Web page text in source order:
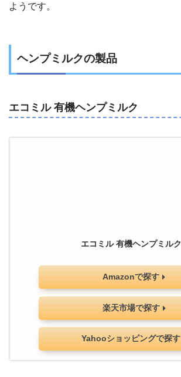
ようです。
ヘンプミルクの製品
エコミル 有機ヘンプミルク
エコミル 有機ヘンプミルク
Amazonで探す
楽天市場で探す
Yahooショッピングで探す